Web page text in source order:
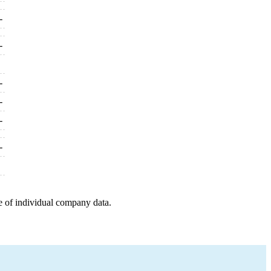
individual company data.